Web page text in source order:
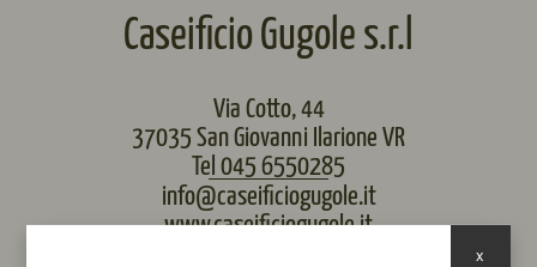
Caseificio Gugole s.r.l
Via Cotto, 44
37035 San Giovanni Ilarione VR
Tel 045 6550285
info@caseificiogugole.it
www.caseificiogugole.it
x